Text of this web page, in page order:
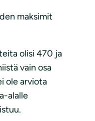
maksimit
olisi 470 ja
vain osa
ole arviota
alalle